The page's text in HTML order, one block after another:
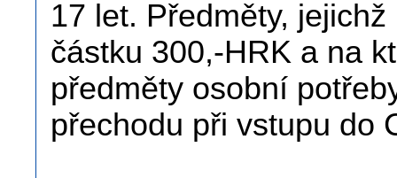
17 let. Předměty,
částku 300,-HRK a na
předměty osobní
přechodu při vstupu do